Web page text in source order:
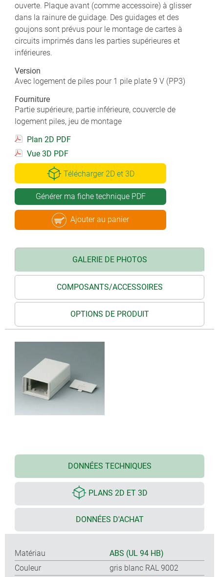
ouverte. Plaque avant (comme accessoire) à glisser
dans la rainure de guidage. Des guidages et des
goujons sont prévus pour le montage de cartes à
circuits imprimés dans les parties supérieures et
inférieures.
Version
Avec logement de piles pour 1 pile plate 9 V (PP3)
Fourniture
Partie supérieure, partie inférieure, couvercle de
logement piles, jeu de montage
Plan 2D PDF
Vue 3D PDF
Télécharger 2D et 3D
Générer ma fiche technique PDF
Ajouter au panier
GALERIE DE PHOTOS
COMPOSANTS/ACCESSOIRES
OPTIONS DE PRODUIT
DONNÉES TECHNIQUES
PLANS 2D ET 3D
DONNÉES D'ACHAT
Matériau
ABS (UL 94 HB)
Couleur
gris blanc RAL 9002